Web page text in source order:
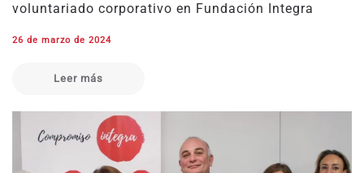
voluntariado corporativo en Fundación Integra
26 de marzo de 2024
Leer más